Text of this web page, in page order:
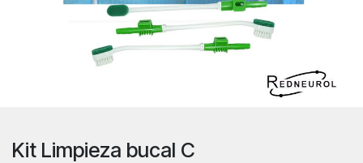
Kit Limpieza bucal C